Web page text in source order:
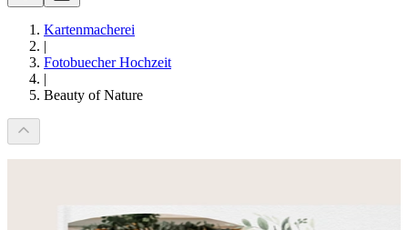
Kartenmacherei
|
Fotobuecher Hochzeit
|
Beauty of Nature